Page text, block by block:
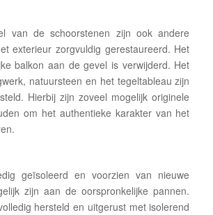
van de schoorstenen zijn ook andere
exterieur zorgvuldig gerestaureerd. Het
balkon aan de gevel is verwijderd. Het
natuursteen en het tegeltableau zijn
Hierbij zijn zoveel mogelijk originele
om het authentieke karakter van het
geïsoleerd en voorzien van nieuwe
zijn aan de oorspronkelijke pannen.
hersteld en uitgerust met isolerend